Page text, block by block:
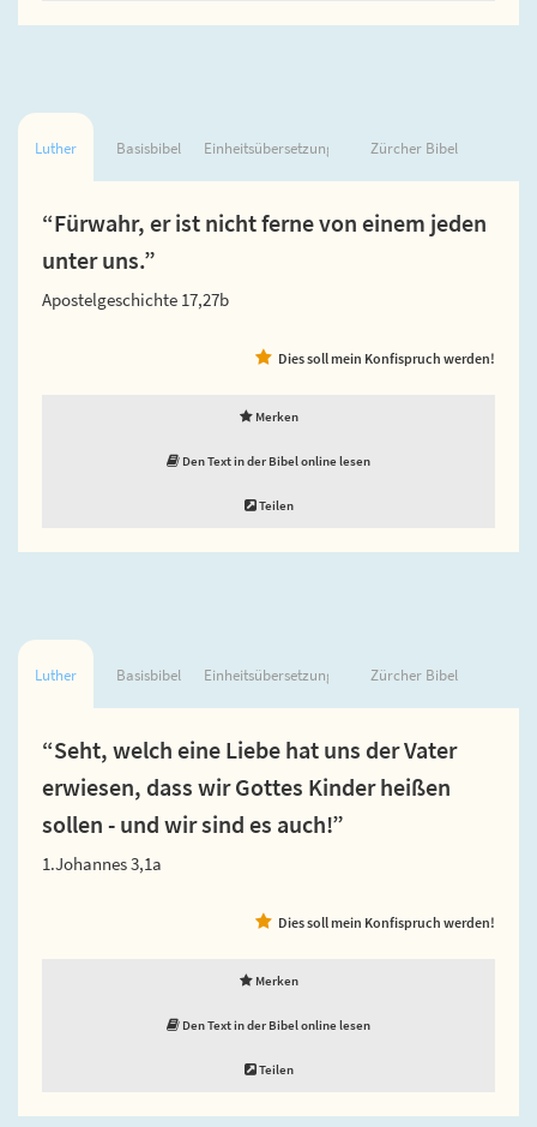
Luther Basisbibel Einheitsübersetzung Zürcher Bibel
“Fürwahr, er ist nicht ferne von einem jeden
unter uns.”
Apostelgeschichte 17,27b
Dies soll mein Konfispruch werden!
Merken
Den Text in der Bibel online lesen
Teilen
Luther Basisbibel Einheitsübersetzung Zürcher Bibel
“Seht, welch eine Liebe hat uns der Vater
erwiesen, dass wir Gottes Kinder heißen
sollen - und wir sind es auch!”
1.Johannes 3,1a
Dies soll mein Konfispruch werden!
Merken
Den Text in der Bibel online lesen
Teilen